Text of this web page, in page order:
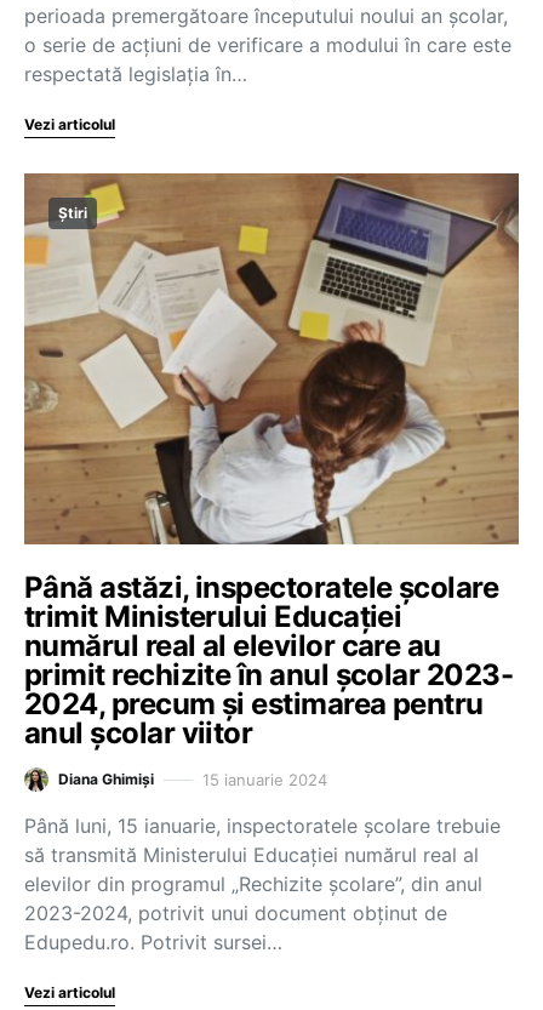
perioada premergătoare începutului noului an şcolar,
o serie de acţiuni de verificare a modului în care este
respectată legislaţia în…
Vezi articolul
Știri
Până astăzi, inspectoratele școlare
trimit Ministerului Educației
numărul real al elevilor care au
primit rechizite în anul școlar 2023-
2024, precum și estimarea pentru
anul școlar viitor
Diana Ghimiși 15 ianuarie 2024
Până luni, 15 ianuarie, inspectoratele școlare trebuie
să transmită Ministerului Educației numărul real al
elevilor din programul „Rechizite școlare”, din anul
2023-2024, potrivit unui document obținut de
Edupedu.ro. Potrivit sursei…
Vezi articolul